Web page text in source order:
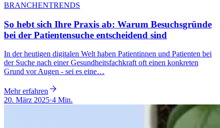
BRANCHENTRENDS
So hebt sich Ihre Praxis ab: Warum Besuchsgründe
bei der Patientensuche entscheidend sind
In der heutigen digitalen Welt haben Patientinnen und Patienten bei
der Suche nach einer Gesundheitsfachkraft oft einen konkreten
Grund vor Augen - sei es eine…
Mehr erfahren
20. März 2025·4 Min.